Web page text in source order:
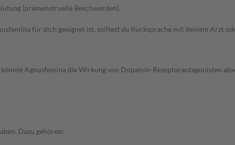
(prämenstruelle Beschwerden).
für dich geeignet ist, solltest du Rücksprache mit deinem Arzt
Agnusfemina die Wirkung von Dopamin-Rezeptorantagonisten
Dazu gehören: